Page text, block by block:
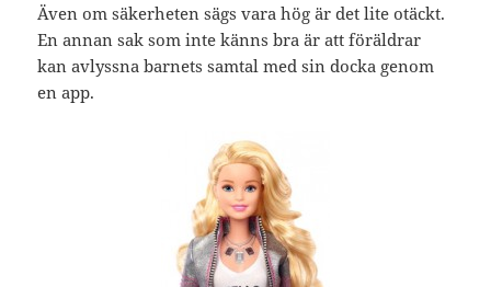
Även om säkerheten sägs vara hög är det lite otäckt.
En annan sak som inte känns bra är att föräldrar
kan avlyssna barnets samtal med sin docka genom
en app.